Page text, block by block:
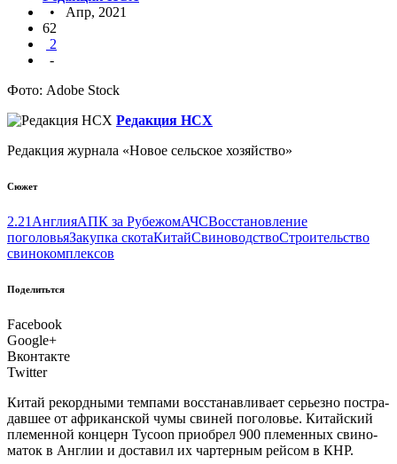
• Апр, 2021
62
2
-
Фото: Adobe Stock
Редакция НСХ
Редакция журнала «Новое сельское хозяйство»
Сюжет
2.21 АнглияАПК за РубежомАЧСВосстановление
поголовьяЗакупка скотаКитайСвиноводствоСтроительство
свинокомплексов
Поделитьтся
Facebook
Google+
Вконтакте
Twitter
Китай рекорд­ны­ми тем­па­ми вос­ста­нав­ли­ва­ет серьез­но постра­
дав­шее от афри­кан­ской чумы сви­ней пого­ло­вье. Китай­ский
пле­мен­ной кон­церн Tycoon при­об­рел 900 пле­мен­ных сви­но­
ма­ток в Англии и доста­вил их чар­тер­ным рей­сом в КНР.